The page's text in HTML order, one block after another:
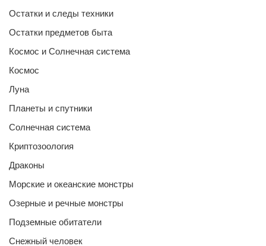
Остатки и следы техники
Остатки предметов быта
Космос и Солнечная система
Космос
Луна
Планеты и спутники
Солнечная система
Криптозоология
Драконы
Морские и океанские монстры
Озерные и речные монстры
Подземные обитатели
Снежный человек